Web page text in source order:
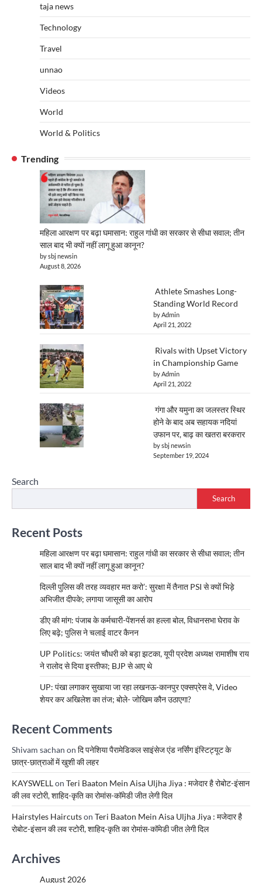
taja news
Technology
Travel
unnao
Videos
World
World & Politics
Trending
महिला आरक्षण पर बढ़ा घमासान: राहुल गांधी का सरकार से सीधा सवाल; तीन
साल बाद भी क्यों नहीं लागू हुआ कानून?
by sbj newsin
August 8, 2026
Athlete Smashes Long-
Standing World Record
by Admin
April 21, 2022
Rivals with Upset Victory
in Championship Game
by Admin
April 21, 2022
गंगा और यमुना का जलस्तर स्थिर
होने के बाद अब सहायक नदियां
उफान पर, बाढ़ का खतरा बरकरार
by sbj newsin
September 19, 2024
Search
Search
Recent Posts
महिला आरक्षण पर बढ़ा घमासान: राहुल गांधी का सरकार से सीधा सवाल; तीन
साल बाद भी क्यों नहीं लागू हुआ कानून?
दिल्ली पुलिस की तरह व्यवहार मत करो’: सुरक्षा में तैनात PSI से क्यों भिड़े
अभिजीत दीपके; लगाया जासूसी का आरोप
डीए की मांग: पंजाब के कर्मचारी-पेंशनर्स का हल्ला बोल, विधानसभा घेराव के
लिए बढ़े; पुलिस ने चलाई वाटर कैनन
UP Politics: जयंत चौधरी को बड़ा झटका, यूपी प्रदेश अध्यक्ष रामाशीष राय
ने रालोद से दिया इस्तीफा; BJP से आए थे
UP: पंखा लगाकर सुखाया जा रहा लखनऊ-कानपुर एक्सप्रेस वे, Video
शेयर कर अखिलेश का तंज; बोले- जोखिम कौन उठाएगा?
Recent Comments
Shivam sachan on दि पनेशिया पैरामेडिकल साइंसेज एंड नर्सिंग इंस्टिट्यूट के
छात्र-छात्राओं में खुशी की लहर
KAYSWELLon Teri Baaton Mein Aisa Uljha Jiya : मजेदार है रोबोट-इंसान
की लव स्टोरी, शाहिद-कृति का रोमांस-कॉमेडी जीत लेगी दिल
Hairstyles Haircutson Teri Baaton Mein Aisa Uljha Jiya : मजेदार है
रोबोट-इंसान की लव स्टोरी, शाहिद-कृति का रोमांस-कॉमेडी जीत लेगी दिल
Archives
August 2026